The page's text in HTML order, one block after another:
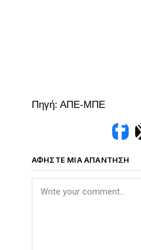
Πηγή: ΑΠΕ-ΜΠΕ
ΑΦΉΣΤΕ ΜΙΑ ΑΠΆΝΤΗΣΗ